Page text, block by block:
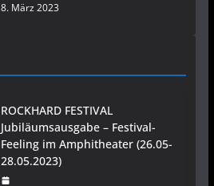
8. März 2023
ROCKHARD FESTIVAL
Jubiläumsausgabe – Festival-
Feeling im Amphitheater (26.05-
28.05.2023)